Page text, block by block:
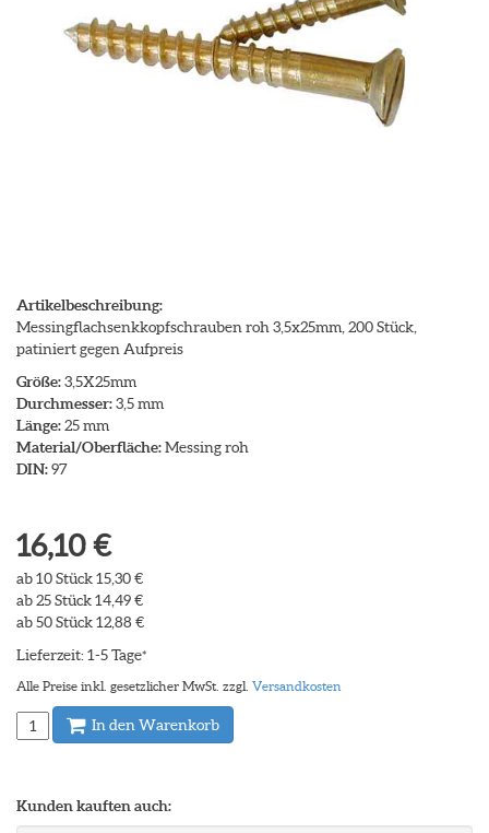
Artikelbeschreibung:
Messingflachsenkkopfschrauben roh 3,5x25mm, 200 Stück,
patiniert gegen Aufpreis
Größe:3,5X25mm
Durchmesser:3,5 mm
Länge:25 mm
Material/Oberfläche:Messing roh
DIN:97
16,10 €
ab 10 Stück 15,30 €
ab 25 Stück 14,49 €
ab 50 Stück 12,88 €
Lieferzeit: 1-5 Tage*
Alle Preise inkl. gesetzlicher MwSt. zzgl. Versandkosten
In den Warenkorb
Kunden kauften auch: